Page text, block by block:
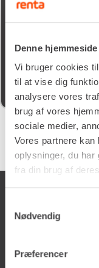
Denne
Vi bruger cookies
til at vise dig
analysere vores
brug af vores
sociale medier,
Vores partnere kan
oplysninger, du
fra din brug af
Nødvendig
Præferencer
xevo
Schyssta
iallafall. Man får
man vöntar på sin
Google
på
Renta A/S